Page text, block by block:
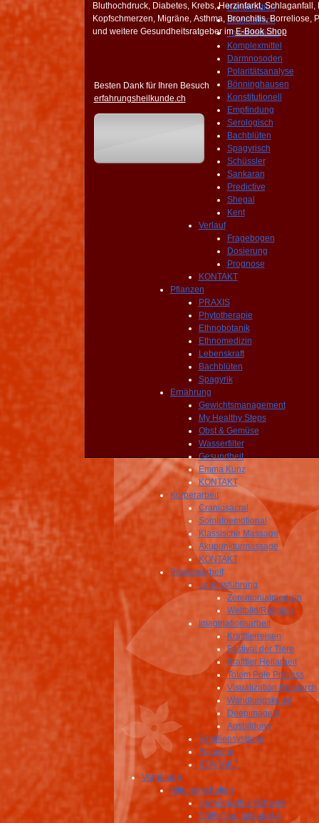
Kanalisation
Miasmatisch
Toxikologisch
Komplexmittel
Darmnosoden
Polaritätsanalyse
Bönninghausen
Konstitutionell
Empfindung
Serologisch
Bachblüten
Spagyrisch
Schüssler
Sankaran
Predictive
Shegal
Kent
Verlauf
Fragebogen
Dosierung
Prognose
KONTAKT
Pflanzen
PRAXIS
Phytotherapie
Ethnobotanik
Ethnomedizin
Lebenskraft
Bachblüten
Spagyrik
Ernährung
Gewichtsmanagement
My Healthy Steps
Obst & Gemüse
Wasserfilter
Gesundheit
Emma Kunz
KONTAKT
Körperarbeit
Craniosacral
Somatoemotional
Klassische Massage
Akupunkturmassage
KONTAKT
Prozessarbeit
Lebensführung
Zeremonialmedizin
Weltbild/Religion
Imaginationsarbeit
Krafttierreisen
Festival der Tiere
Krafttier Heilarbeit
Totem Pole Process
Visualization Research
Wandlungskunst
Deepimagery
Ausbildung
Familiensysteme
Focusing
KONTAKT
Vergütung
Mitgliedschaften
Homöopathie Schweiz
EMR Qualitätslabel A
Bluthochdruck, Diabetes, Krebs, Herzinfarkt, Schlaganfall,
Kopfschmerzen, Migräne, Asthma, Bronchitis, Borreliose,
und weitere Gesundheitsratgeber imE-Book Shop
Besten Dank für Ihren Besuch
erfahrungsheilkunde.ch